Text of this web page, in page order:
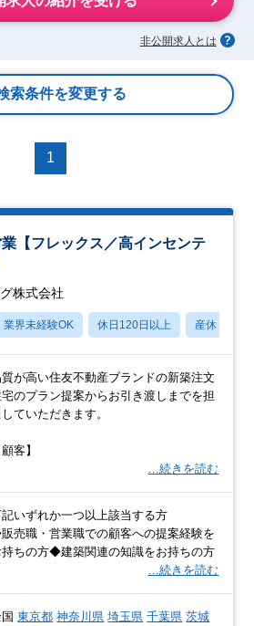
非公開求人とは
索条件を変更する
1
【フレックス／高インセンテ
株式会社
業界未経験OK 休日120日以上 産休・育休
が高い住友不動産ブランドの新築注文
のプラン提案からお引き渡しまでを担
ていただきます。
顧客】
…続きを読む
記いずれか一つ以上該当する方
売職・営業職での顧客への提案経験を
持ちの方◆建築関連の知識をお持ちの方
…続きを読む
国東京都 神奈川県 埼玉県 千葉県 茨城